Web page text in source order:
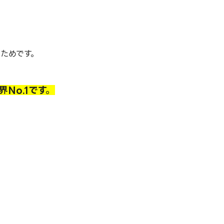
めです。
です。